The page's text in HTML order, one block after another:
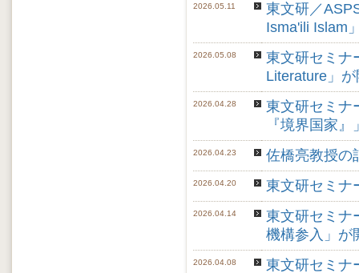
2026.05.11
東文研／
Isma'ili Islam
2026.05.08
東文研セミナ
Literature」
2026.04.28
東文研セミナ
『境界国家
2026.04.23 佐橋亮教授の
2026.04.20 東文研セミナ
2026.04.14
東文研セミナ
機構参入」が
2026.04.08 東文研セミナ